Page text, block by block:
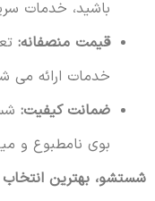
باشید، خدمات
قیمت منصفانه:
خدمات ارائه می
ضمانت کیفیت:
بوی نامطبوع و
شستشو، بهترین